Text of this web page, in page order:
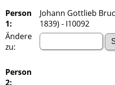
Person
1:
Johann Gottlieb
1839) - I10092
Ändere
zu:
Person
2: